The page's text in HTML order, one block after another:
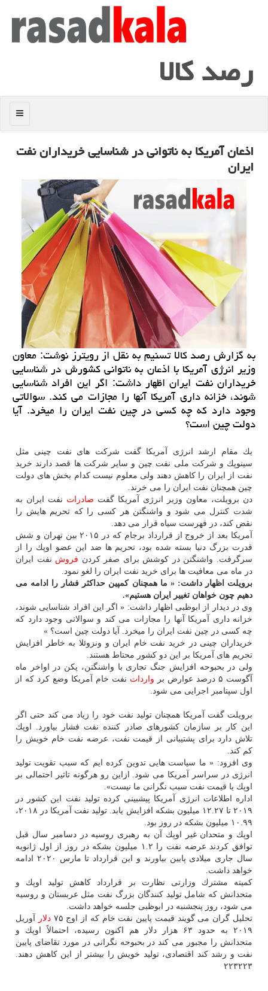
رصد كالا
منو
اذعان آمریكا به ناتوانی در شناسایی خریداران نفت
ایران
به گزارش رصد كالا تسنیم به نقل از رویترز نوشت: معاون
وزیر انرژی آمریكا با اذعان به ناتوانی كشورش در شناسایی
خریداران نفت ایران اظهار داشت: اگر این افراد شناسایی
شوند، خزانه داری آمریكا آنها را مجازات می كند. سوالاتی
وجود دارد كه چه كسی در چین نفت ایران را میخرد. آیا
دولت چین است؟
یك مقام ارشد انرژی آمریكا گفت شركت های نفت چینی مثل
سینوپك و شركت ملی نفت چین و سایر شركت ها قصد دارند خرید
نفت از ایران را كاهش دهند ولی معلوم نیست كدام بخش های دولت
چین همچنان نفت ایران را می خرند.
دن برویلت، معاون وزیر انرژی آمریكا گفت صادرات نفت ایران به
شدت كنترل می شود و واشنگتن هر كسی را كه تحریم هایش را
نقض كند، در فهرست سیاه قرار می دهد.
آمریكا بعد از خروج از قرارداد برجام كه در ۲۰۱۵ بین تهران و شش
قدرت بزرگ دنیا بسته شده بود، تحریم ها ضد این عضو اوپك را از
سرگرفت. واشنگتن در كوشش برای صفر كردن فروش نفت ایران
در ماه می معافیت ها برای خرید نفت ایران را لغو نمود.
برویلت اظهار داشت: « ما همچنان كمپین حداكثر فشار را ادامه می
دهیم چون خواهان تغییر ایران هستیم».
وی در دیدار از ابوظبی اظهار داشت: « اگر این افراد شناسایی شوند،
خزانه داری آمریكا آنها را مجازات می كند و سوالاتی وجود دارد كه
چه كسی در چین نفت ایران را میخرد. آیا دولت چین است؟ »
خریداران چینی در خرید نفت خام ایران و ونزوئلا به خاطر افزایش
تحریم های آمریكا بر این دو كشور محتاط هستند.
ولی در بحبوحه افزایش جنگ تجاری با واشنگتن، پكن در اواخر ماه
آگوست ۵ درصد عوارض بر
واردات نفت خام آمریكا وضع كرد كه از
اول سپتامبر اجرایی می شود.
برویلت گفت آمریكا همچنان تولید نفت خود را زیاد می كند حتی اگر
این كار بر سازمان كشورهای صادر كننده نفت فشار بیاورد. اوپك
تلاش دارد برای پشتیبانی از قیمت نفت، عرضه نفت خام خویش را
كم كند.
وی افزود: « ما سیاست هایی تدوین كرده ایم كه سبب تقویت تولید
انرژی در سراسر آمریكا می شود. ازاین رو هرگونه تاثیر احتمالی بر
اوپك یا قیمت نفت سبب نگرانی ما نیست».
اداره اطلاعات انرژی آمریكا پیشبینی كرده تولید نفت این كشور در
۲۰۱۹ تا ۱۲.۲۷ میلیون بشكه افزایش یابد. تولید نفت آمریكا در ۲۰۱۸،
۱۰.۹۹ میلیون بشكه در روز بود.
اوپك و متحدان غیر اوپك آن به رهبری روسیه در دسامبر سال قبل
توافق كردند عرضه نفت را ۱.۲ میلیون بشكه در روز از اول ژانویه
سال جاری میلادی پایین بیاورند و این قرارداد تا مارس ۲۰۲۰ ادامه
خواهد داشت.
كمیته مشترك وزارتی نظارت بر قرارداد كاهش تولید اوپك و
متحدانش كه شامل تولید كنندگان بزرگ نفت مثل عربستان و روسیه
می شود، روز پنجشنبه در ابوظبی جلسه خواهد داشت.
تحلیل گران می گویند قیمت پایین نفت خام كه از اوج ۷۵
دلار
آوریل
۲۰۱۹ به حدود ۶۳ هزار دلار هم اكنون رسیده، احتمالاً اوپك و
متحدانش را مجبور می كند در بحبوحه نگرانی در مورد تقاضای پایین
نفت و رشد كند اقتصادی، تولید خویش را بیشتر از این كاهش دهند.
۲۲۳۲۲۳